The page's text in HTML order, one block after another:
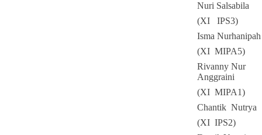
Nuri Salsabila
(XI IPS3)
Isma Nurhanipah
(XI MIPA5)
Rivanny Nur
Anggraini
(XI MIPA1)
Chantik Nutrya
(XI IPS2)